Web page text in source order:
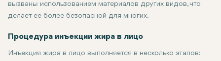
вызваны использованием материалов других видов, что
делает ее более безопасной для многих.
Процедура инъекции жира в лицо
Инъекция жира в лицо выполняется в несколько этапов: